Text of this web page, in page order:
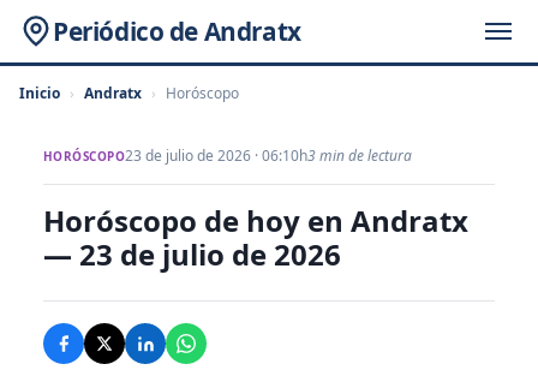
Periódico de Andratx
Inicio › Andratx › Horóscopo
HORÓSCOPO23 de julio de 2026 · 06:10h3 min de lectura
Horóscopo de hoy en Andratx
— 23 de julio de 2026